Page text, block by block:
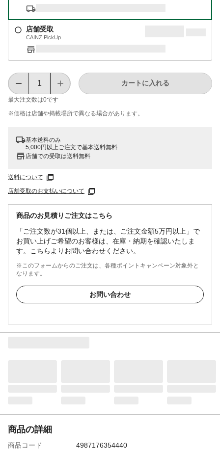
店舗受取
CAINZ PickUp
最大注文数は0です
カートに入れる
※価格は​店舗や​掲載場所で​異なる​場合が​あります。
基本送料のみ
5,000円以上ご注文で基本送料無料
店舗での受取は送料無料
送料について
店舗受取のお支払いについて
商品のお見積りご注文はこちら
「ご注文数が31個以上、または、ご注文金額5万円以上」で
お買い上げご希望のお客様は、在庫・納期を確認いたしま
す。こちらよりお問い合わせください。
※このフォームからのご注文は、各種ポイントキャンペーン対象外と
なります。
お問い合わせ
商品の詳細
商品コード
4987176354440